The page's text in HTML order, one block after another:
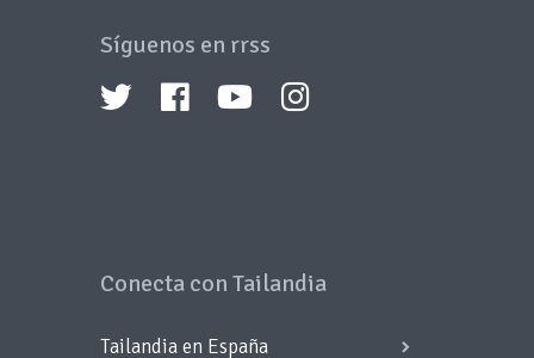
Síguenos en rrss
Conecta con Tailandia
Tailandia en España